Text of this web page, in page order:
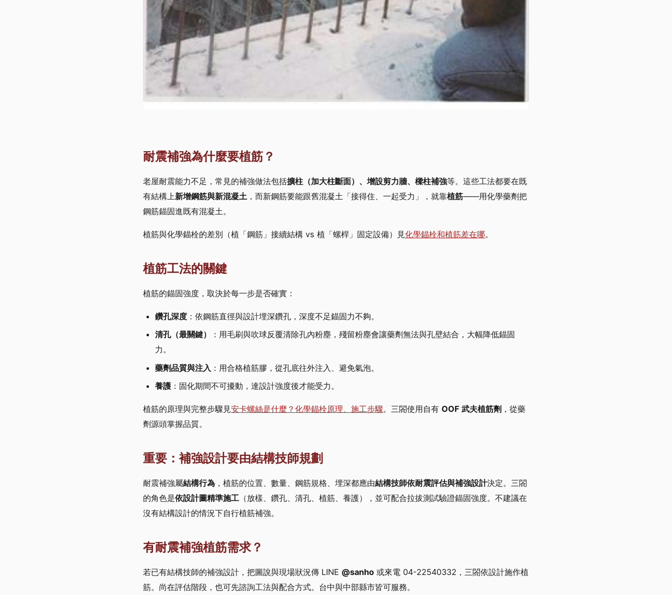
耐震補強為什麼要植筋？
老屋耐震能力不足，常見的補強做法包括擴柱（加大柱斷面）、增設剪力牆、樑柱補強等。這些工法都要在既
有結構上新增鋼筋與新混凝土 ，而新鋼筋要能跟舊混凝土「接得住、一起受力」，就靠植筋——用化學藥劑把
鋼筋錨固進既有混凝土。
植筋與化學錨栓的差別（植「鋼筋」接續結構 vs 植「螺桿」固定設備）見化學錨栓和植筋差在哪。
植筋工法的關鍵
植筋的錨固強度，取決於每一步是否確實：
鑽孔深度 ：依鋼筋直徑與設計埋深鑽孔，深度不足錨固力不夠。
清孔（最關鍵）
：用毛刷與吹球反覆清除孔內粉塵，殘留粉塵會讓藥劑無法與孔壁結合，大幅降低錨固
力。
藥劑品質與注入 ：用合格植筋膠，從孔底往外注入、避免氣泡。
養護 ：固化期間不可擾動，達設計強度後才能受力。
植筋的原理與完整步驟見安卡螺絲是什麼？化學錨栓原理、施工步驟。三閤使用自有 OOF 武夫植筋劑 ，從藥
劑源頭掌握品質。
重要：補強設計要由結構技師規劃
耐震補強屬結構行為 ，植筋的位置、數量、鋼筋規格、埋深都應由結構技師依耐震評估與補強設計決定。三閤
的角色是依設計圖精準施工 （放樣、鑽孔、清孔、植筋、養護），並可配合拉拔測試驗證錨固強度。不建議在
沒有結構設計的情況下自行植筋補強。
有耐震補強植筋需求？
若已有結構技師的補強設計，把圖說與現場狀況傳 LINE @sanho 或來電 04-22540332，三閤依設計施作植
筋。尚在評估階段，也可先諮詢工法與配合方式。台中與中部縣市皆可服務。